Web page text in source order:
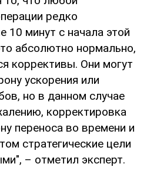
редко
10 минут с начала этой
абсолютно нормально,
коррективы. Они могут
ускорения или
но в данном случае
корректировка
переноса во времени и
стратегические цели
– отметил эксперт.